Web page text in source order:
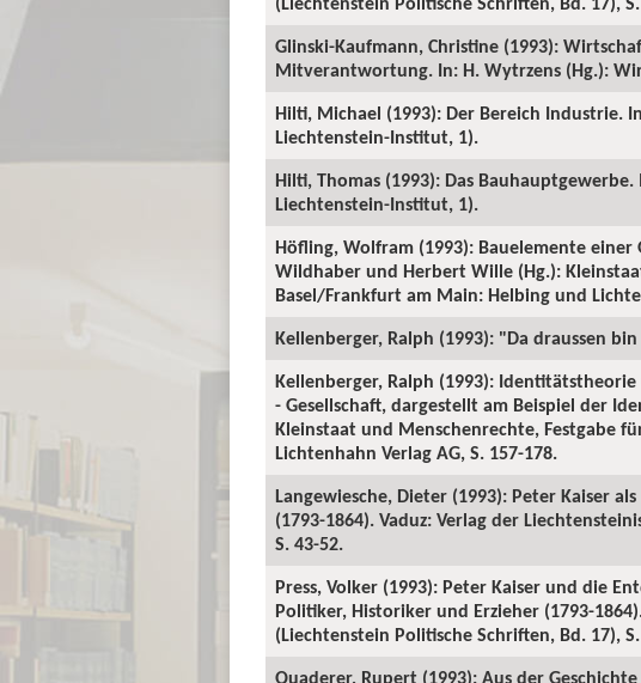
Glinski-Kaufmann, Christine (1993):
Mitverantwortung. In: H. Wytrzens (Hg.):
Hilti, Michael (1993): Der Bereich Industrie.
Liechtenstein-Institut, 1).
Hilti, Thomas (1993): Das
Liechtenstein-Institut, 1).
Höfling, Wolfram (1993): Bauelemente
Wildhaber und Herbert Wille (Hg.):
Basel/Frankfurt am Main: Helbing und
Kellenberger, Ralph (1993): "Da draussen
Kellenberger, Ralph (1993):
- Gesellschaft, dargestellt am Beispiel der
Kleinstaat und Menschenrechte, Festgabe
Lichtenhahn Verlag AG, S. 157-178.
Langewiesche, Dieter (1993): Peter Kaiser
(1793-1864). Vaduz: Verlag der
S. 43-52.
Press, Volker (1993): Peter Kaiser und die
Politiker, Historiker und Erzieher (1793-
(Liechtenstein Politische Schriften, Bd. 17),
Quaderer, Rupert (1993): Aus der